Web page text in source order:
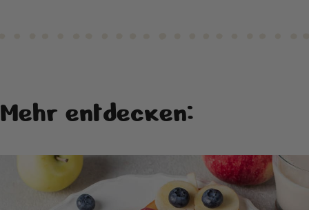
Mehr entdecken: